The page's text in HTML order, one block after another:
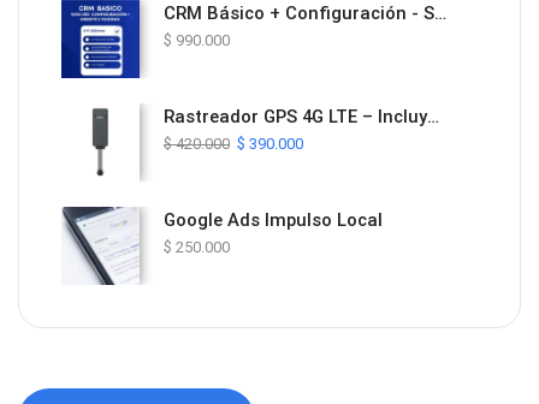
CRM Básico + Configuración - Solución Todo en Uno con Website y Automatización
$ 990.000
Rastreador GPS 4G LTE – Incluye Plan de Datos y Plataforma ProTrack por 1 Año
$420.000 $ 390.000
Google Ads Impulso Local
$ 250.000